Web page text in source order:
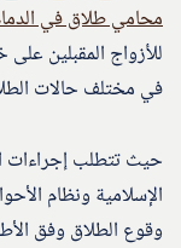
محامي طلاق في
للأزواج المقبلين
في مختلف حالات
حيث تتطلب إجراءات
الإسلامية ونظام
وقوع الطلاق وفق